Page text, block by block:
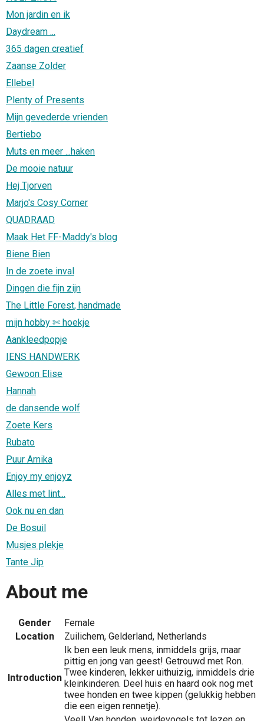
Mon jardin en ik
Daydream ...
365 dagen creatief
Zaanse Zolder
Ellebel
Plenty of Presents
Mijn gevederde vrienden
Bertiebo
Muts en meer ...haken
De mooie natuur
Hej Tjorven
Marjo's Cosy Corner
QUADRAAD
Maak Het FF-Maddy's blog
Biene Bien
In de zoete inval
Dingen die fijn zijn
The Little Forest, handmade
mijn hobby ✄ hoekje
Aankleedpopje
IENS HANDWERK
Gewoon Elise
Hannah
de dansende wolf
Zoete Kers
Rubato
Puur Arnika
Enjoy my enjoyz
Alles met lint...
Ook nu en dan
De Bosuil
Musjes plekje
Tante Jip
About me
Gender
Female
Location
Zuilichem, Gelderland, Netherlands
Introduction
Ik ben een leuk mens, inmiddels grijs, maar
pittig en jong van geest! Getrouwd met Ron.
Twee kinderen, lekker uithuizig, inmiddels drie
kleinkinderen. Deel huis en haard ook nog met
twee honden en twee kippen (gelukkig hebben
die een eigen rennetje).